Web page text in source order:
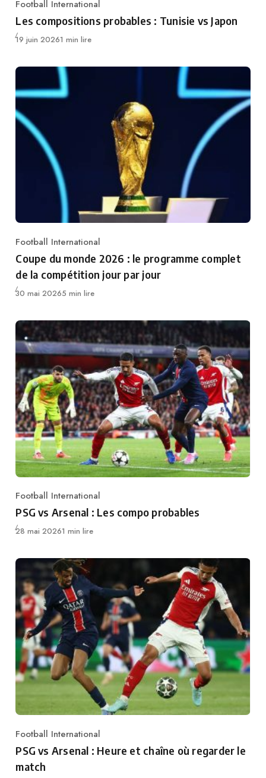
Category
Football International
Les compositions probables : Tunisie vs Japon
Publié
19 juin 20261 min lire
Category
Football International
Coupe du monde 2026 : le programme complet
de la compétition jour par jour
Publié
30 mai 20265 min lire
Category
Football International
PSG vs Arsenal : Les compo probables
Publié
28 mai 20261 min lire
Category
Football International
PSG vs Arsenal : Heure et chaîne où regarder le
match